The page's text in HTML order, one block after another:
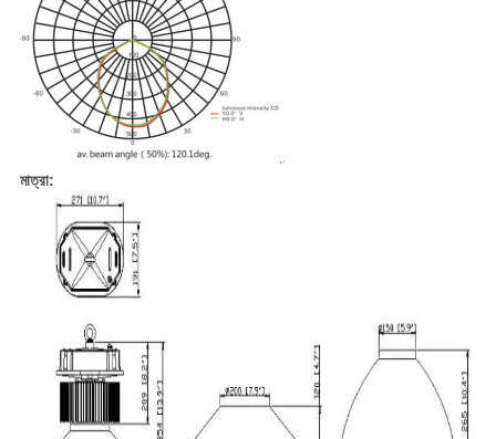
মাত্রা: